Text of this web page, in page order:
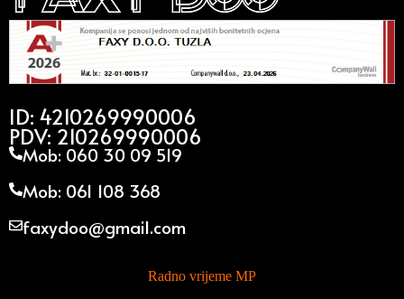
ID: 4210269990006
PDV: 210269990006
Mob: 060 30 09 519
Mob: 061 108 368
faxydoo@gmail.com
Radno vrijeme MP